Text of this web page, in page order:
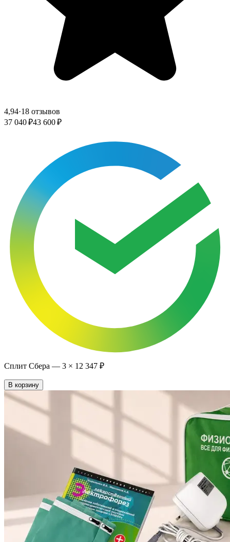
4,94·18 отзывов
37 040 ₽43 600 ₽
Сплит Сбера — 3 × 12 347 ₽
В корзину